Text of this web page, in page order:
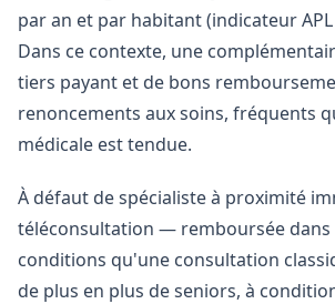
par an et par habitant (indicateur APL
Dans ce contexte, une
tiers payant et de bons
renoncements aux soins, fréquents
médicale est tendue.
À défaut de spécialiste à proximité
téléconsultation — remboursée dans
conditions qu'une consultation
de plus en plus de seniors, à